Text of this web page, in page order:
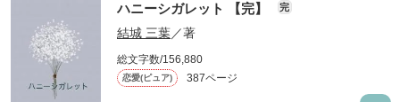
Thank you♡
社不。さま/karinさま/かなさま
れうさま/みるくさま/✟*萌優*✟さま
Hinataさま/ゆいさま/みそらさま
「うるさい。しつこい。目障り」
どうしてこんなことに…！？
「・・・えっ?」
学校では冴えない男
だが、その正体は!?
ハニーシガレット 【完】 完
結城 三葉／著
総文字数/156,880
恋愛(ピュア) 387ページ